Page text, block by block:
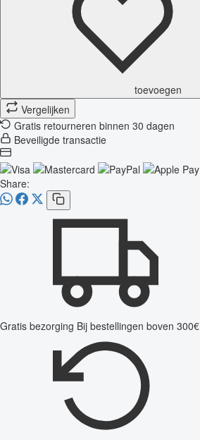
toevoegen
Vergelijken
Gratis retourneren binnen 30 dagen
Beveiligde transactie
Share:
Gratis bezorging Bij bestellingen boven 300€